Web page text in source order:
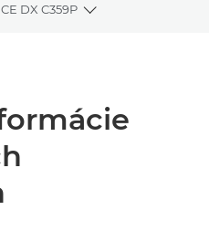
DX C359P
Toggle